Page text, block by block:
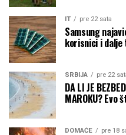
IT pre 22 sata
Samsung
korisnici i dalje
SRBIJA pre 22
DA LI JE
MAROKU?
DOMAĆE pre 18